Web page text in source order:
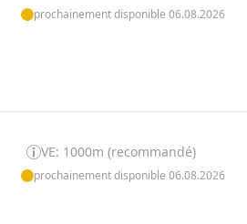
prochainement disponible 06.08.2026
VE: 1000m (recommandé)
prochainement disponible 06.08.2026